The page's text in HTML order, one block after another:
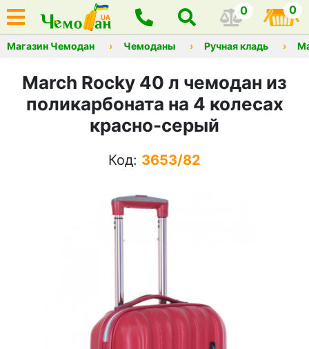
0 0
Магазин Чемодан Чемоданы Ручная кладь
March Rocky 40 л чемодан из
поликарбоната на 4 колесах
красно-серый
Код: 3653/82